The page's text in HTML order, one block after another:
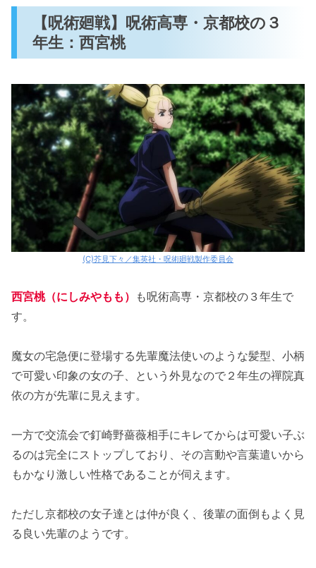
【呪術廻戦】呪術高専・京都校の３
年生：西宮桃
(C)芥見下々／集英社・呪術廻戦製作委員会
西宮桃（にしみやもも） も呪術高専・京都校の３年生で
す。
魔女の宅急便に登場する先輩魔法使いのような髪型、小柄
で可愛い印象の女の子、という外見なので２年生の禪院真
依の方が先輩に見えます。
一方で交流会で釘崎野薔薇相手にキレてからは可愛い子ぶ
るのは完全にストップしており、その言動や言葉遣いから
もかなり激しい性格であることが伺えます。
ただし京都校の女子達とは仲が良く、後輩の面倒もよく見
る良い先輩のようです。